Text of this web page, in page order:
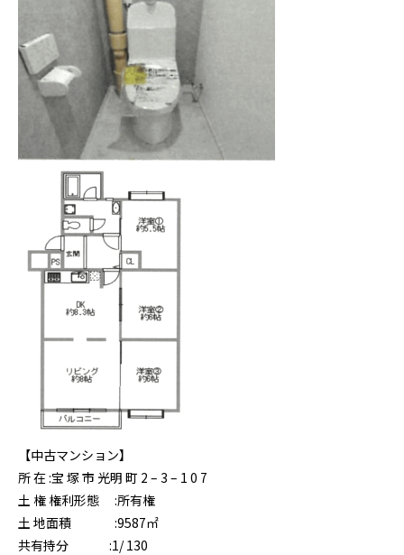
【中古マンション】
所 在 :宝 塚 市 光明 町 2 – 3 – 1 0 7
土 権 権利形態 :所有権
土 地面積 :9587㎡
共有持分 :1/ 130